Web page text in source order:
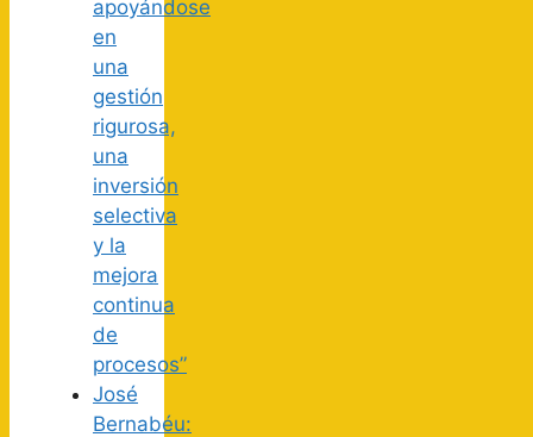
apoyándose
en
una
gestión
rigurosa,
una
inversión
selectiva
y la
mejora
continua
de
procesos”
José
Bernabéu: